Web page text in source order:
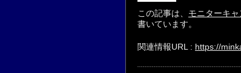
この記事は、 モニターキ
書いています。
関連情報URL : https://